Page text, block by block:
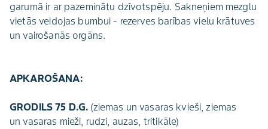
garumā ir ar pazeminātu dzīvotspēju. Sakneņiem mezglu
vietās veidojas bumbui - rezerves barības vielu krātuves
un vairošanās orgāns.
APKAROŠANA:
GRODILS 75 D.G. (ziemas un vasaras kvieši, ziemas
un vasaras mieži, rudzi, auzas, tritikāle)